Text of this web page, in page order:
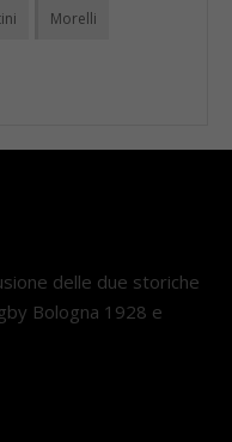
Morelli
delle due storiche
Bologna 1928 e